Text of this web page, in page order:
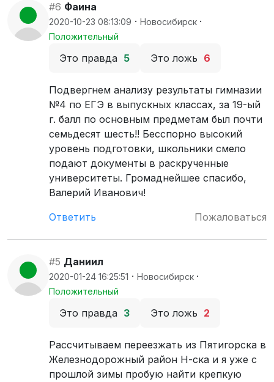
#6 Фаина
2020-10-23 08:13:09 · Новосибирск ·
Положительный
Это правда 5 Это ложь 6
Подвергнем анализу результаты гимназии
№4 по ЕГЭ в выпускных классах, за 19-ый
г. балл по основным предметам был почти
семьдесят шесть!! Бесспорно высокий
уровень подготовки, школьники смело
подают документы в раскрученные
университеты. Громаднейшее спасибо,
Валерий Иванович!
Ответить
Пожаловаться
#5 Даниил
2020-01-24 16:25:51 · Новосибирск ·
Положительный
Это правда 3 Это ложь 2
Рассчитываем переезжать из Пятигорска в
Железнодорожный район Н-ска и я уже с
прошлой зимы пробую найти крепкую